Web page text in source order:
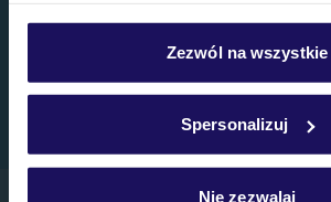
personalizować swój wybór wchodząc
Szczegółowe informacje o plikach
Zezwól na wszystkie
Spersonalizuj
Nie zezwalaj